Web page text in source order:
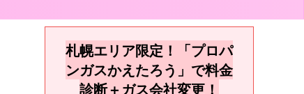
札幌エリア限定！「プロパ
ンガスかえたろう」で料金
診断＋ガス会社変更！